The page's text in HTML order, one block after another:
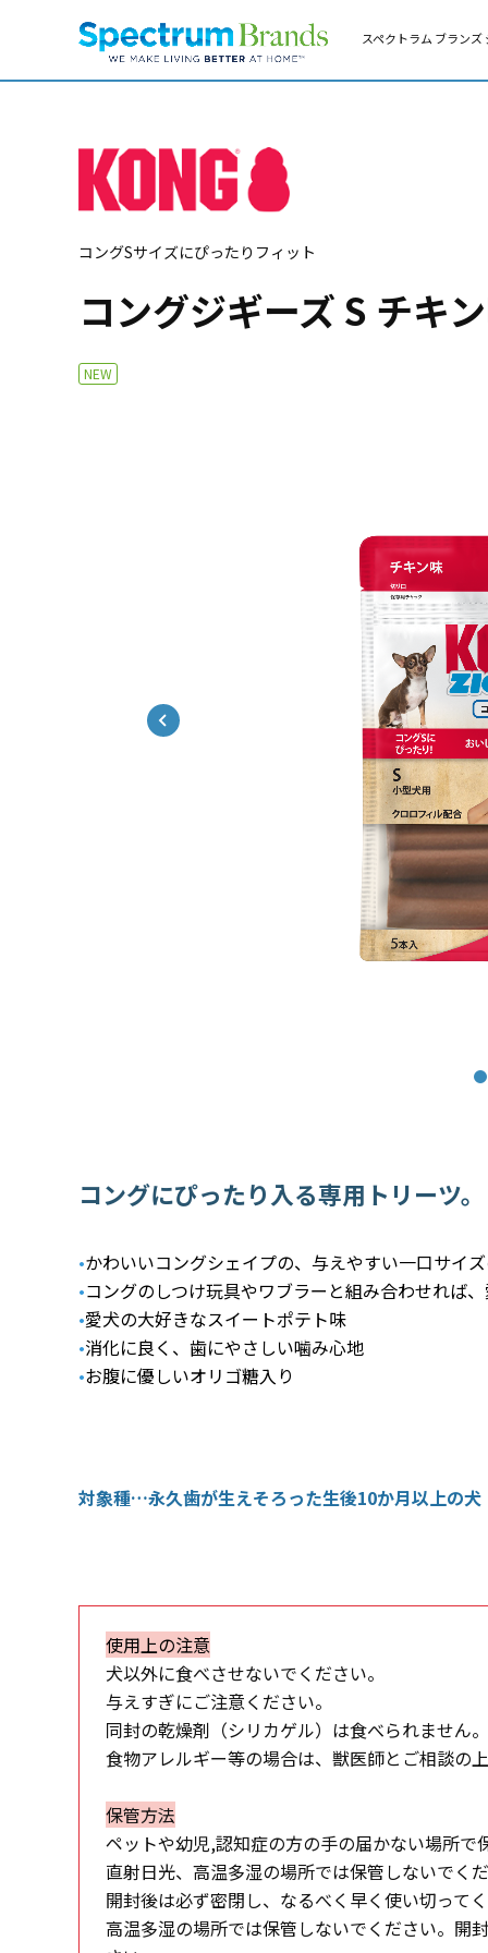
スペクトラム ブラン
コングSサイズにぴったりフィット
コングジギーズ S チキ
NEW
コングにぴったり入る専用トリーツ
•かわいいコングシェイプの、与えやすい一口サイ
•コングのしつけ玩具やワブラーと組み合わせれば
•愛犬の大好きなスイートポテト味
•消化に良く、歯にやさしい噛み心地
•お腹に優しいオリゴ糖入り
対象種…永久歯が生えそろった生後10か月以上の犬
使用上の注意
犬以外に食べさせないでください。
与えすぎにご注意ください。
同封の乾燥剤（シリカゲル）は食べられません。
食物アレルギー等の場合は、獣医師とご相談の
保管方法
ペットや幼児,認知症の方の手の届かない場所で
直射日光、高温多湿の場所では保管しないでくだ
開封後は必ず密閉し、なるべく早く使い切ってく
高温多湿の場所では保管しないでください。開